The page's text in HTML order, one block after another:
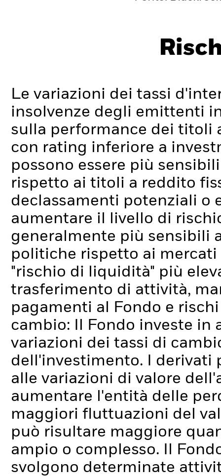
Le variazioni dei tassi
insolvenze degli emittenti
sulla performance dei titoli
con rating inferiore a
possono essere più
rispetto ai titoli a reddito
declassamenti potenziali o
aumentare il livello di
generalmente più sensibili
politiche rispetto ai
"rischio di liquidità" più
trasferimento di attività,
pagamenti al Fondo e
cambio: Il Fondo investe in
variazioni dei tassi di
dell'investimento.
I
alle variazioni di valore
aumentare l'entità delle
maggiori fluttuazioni del
può risultare maggiore
ampio o complesso.
Il
svolgono determinate